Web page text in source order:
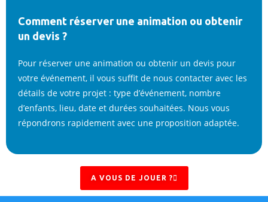
Comment réserver une animation ou obtenir
un devis ?
Pour réserver une animation ou obtenir un devis pour
votre événement, il vous suffit de nous contacter avec les
détails de votre projet : type d’événement, nombre
d’enfants, lieu, date et durées souhaitées. Nous vous
répondrons rapidement avec une proposition adaptée.
A VOUS DE JOUER ?